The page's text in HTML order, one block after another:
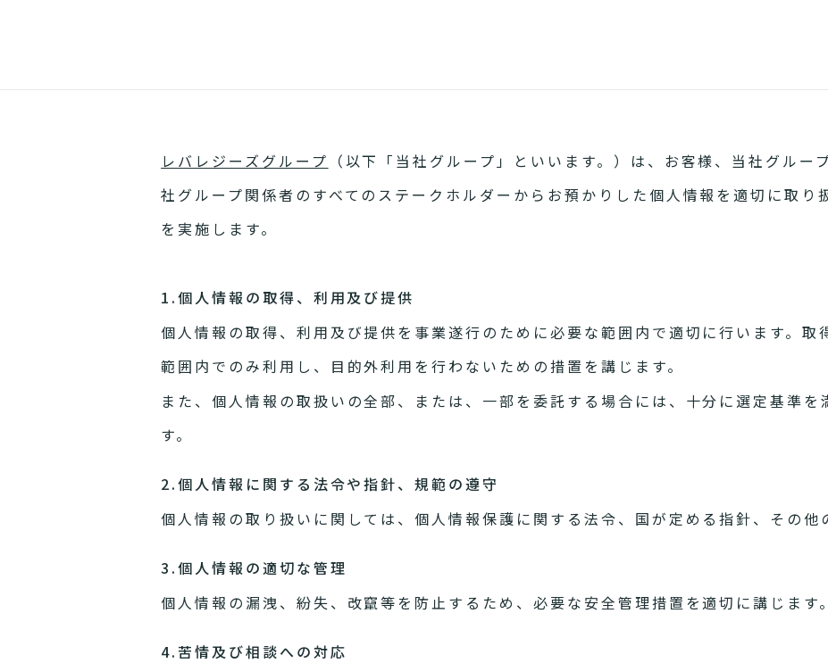
レバレジーズグループ （以下「当社グループ」といいます。）は、お客様、当社グルー
社グループ関係者のすべてのステークホルダーからお預かりした個人情報を適切に取り
を実施します。
1.個人情報の取得、利用及び提供
個人情報の取得、利用及び提供を事業遂行のために必要な範囲内で適切に行います。取
範囲内でのみ利用し、目的外利用を行わないための措置を講じます。
また、個人情報の取扱いの全部、または、一部を委託する場合には、十分に選定基準を
す。
2.個人情報に関する法令や指針、規範の遵守
個人情報の取り扱いに関しては、個人情報保護に関する法令、国が定める指針、その他
3.個人情報の適切な管理
個人情報の漏洩、紛失、改竄等を防止するため、必要な安全管理措置を適切に講じます。
4.苦情及び相談への対応